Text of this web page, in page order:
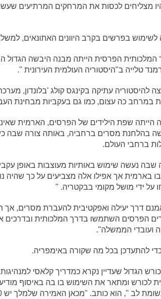
מצליחים לכסות את המרחקים המרתיעים
לשימוש בפרשים בקרב היוונים האתונאים,
הפרסית הייתה מבנה היבשה הגדול
טלייה ב"היסטוריה העולמית העירונית ".
להיסטוריה עתיקה בקינגס קולג 'בלונדון,
במרחב כה עצום, כמו גם בעקביות מבחינת
שפת הילידים של הפרסים, הארמית
בהלחנת מסרים ברחביה, באותה צורה שבה
ברחבי העולם.
שבה נעשה שימוש באותיות מעוצבות באופן
בארמית אך אפילו אלה מצביעים על כך שהיה
על ידי מושל מקומי בבקטריה. "
דרך יעילה ואפקטיבית להעברת מסרים, אך
הפרסים השתמשו בדרך המלכותית ובדרכים
ועובדי הממשלה".
להתעדכן בכל מה שקורה באימפריה.
הגדול שעדיין נקרא כמדריך קלאסי
לכורש ומתאר את השימוש בו בה באיסוף